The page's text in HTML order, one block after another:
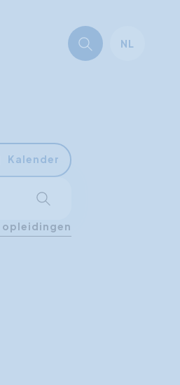
NL
Start met zoeken
Kalender
opleidingen